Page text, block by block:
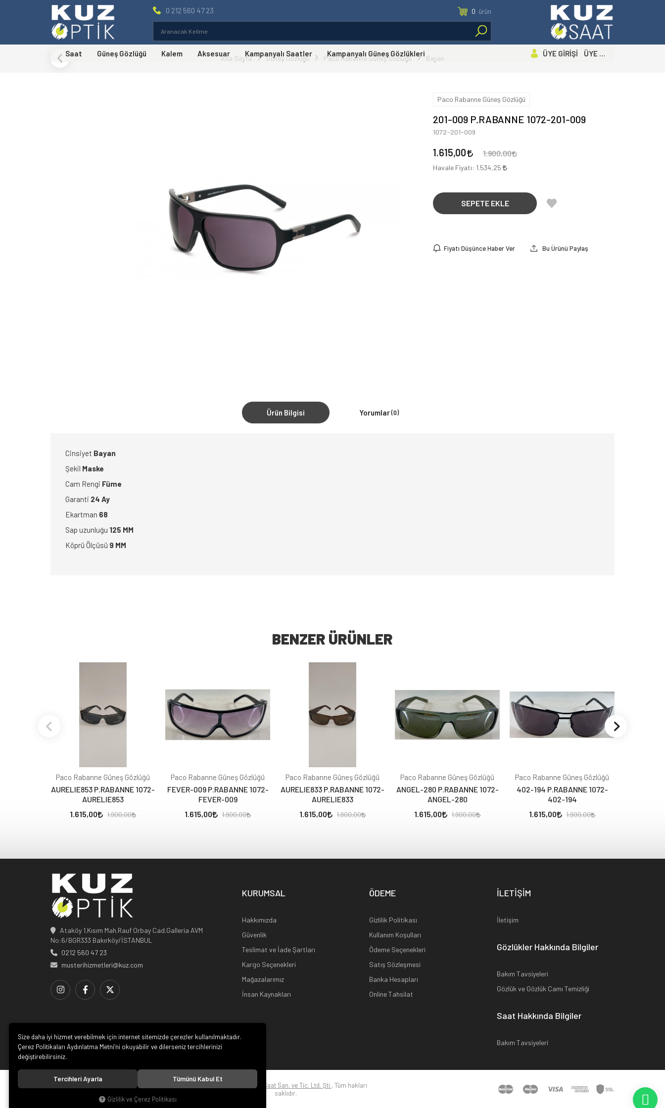
0 212 560 47 23 0 ürün
Saat Güneş Gözlüğü Kalem Aksesuar Kampanyalı Saatler Kampanyalı Güneş Gözlükleri ÜYE GİRİŞİ ÜYE OL
Ana Sayfa Güneş Gözlüğü Paco Rabanne Güneş Gözlüğü Bayan
Paco Rabanne Güneş Gözlüğü
201-009 P.RABANNE 1072-201-009
1072-201-009
1.615,00 1.900,00
Havale Fiyatı: 1.534,25
SEPETE EKLE
Fiyatı Düşünce Haber Ver Bu Ürünü Paylaş
Ürün Bilgisi Yorumlar(0)
Cinsiyet Bayan
Şekil Maske
Cam Rengi Füme
Garanti 24 Ay
Ekartman 68
Sap uzunluğu 125 MM
Köprü Ölçüsü 9 MM
BENZER ÜRÜNLER
Paco Rabanne Güneş Gözlüğü
AURELIE853 P.RABANNE 1072-
AURELIE853
1.615,00
1.900,00
Paco Rabanne Güneş Gözlüğü
FEVER-009 P.RABANNE 1072-
FEVER-009
1.615,00
1.900,00
Paco Rabanne Güneş Gözlüğü
AURELIE833 P.RABANNE 1072-
AURELIE833
1.615,00
1.900,00
Paco Rabanne Güneş Gözlüğü
ANGEL-280 P.RABANNE 1072-
ANGEL-280
1.615,00
1.900,00
Paco Rabanne Güneş Gözlüğü
402-194 P.RABANNE 1072-
402-194
1.615,00
1.900,00
Ataköy 1.Kısım Mah.Rauf Orbay Cad.Galleria AVM
No:6/BGR333 Bakırköy/İSTANBUL
0212 560 47 23
musterihizmetleri@kuz.com
KURUMSAL
Hakkımızda
Güvenlik
Teslimat ve İade Şartları
Kargo Seçenekleri
Mağazalarımız
İnsan Kaynakları
ÖDEME
Gizlilik Politikası
Kullanım Koşulları
Ödeme Seçenekleri
Satış Sözleşmesi
Banka Hesapları
Online Tahsilat
İLETİŞİM
İletişim
Gözlükler Hakkında Bilgiler
Bakım Tavsiyeleri
Gözlük ve Gözlük Camı Temizliği
Saat Hakkında Bilgiler
Bakım Tavsiyeleri
Kuz Optik ve Saat San. ve Tic. Ltd. Şti.. Tüm hakları
saklıdır.
Size daha iyi hizmet verebilmek için internet sitemizde çerezler kullanılmaktadır.
Çerez Politikaları Aydınlatma Metni’ni okuyabilir ve dilerseniz tercihlerinizi
değiştirebilirsiniz.
Tercihleri Ayarla Tümünü Kabul Et
Gizlilik ve Çerez Politikası